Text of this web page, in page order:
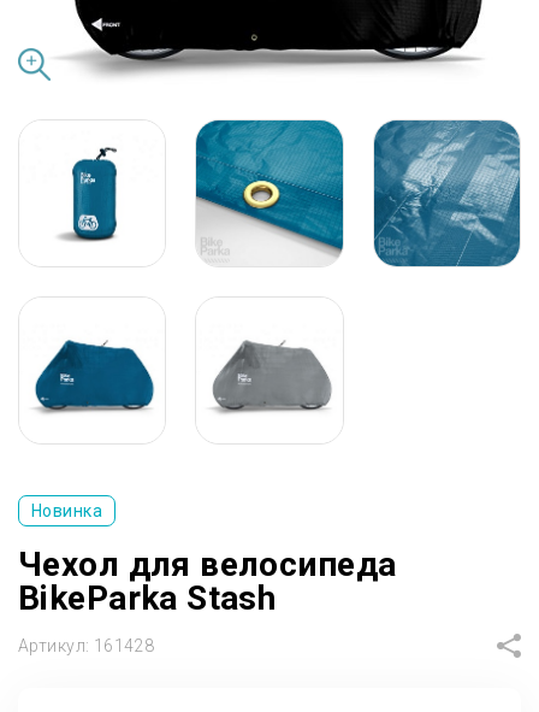
Новинка
Чехол для велосипеда
BikeParka Stash
Артикул: 161428